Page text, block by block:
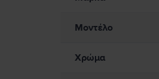
Μοντέλο
Χρώμα